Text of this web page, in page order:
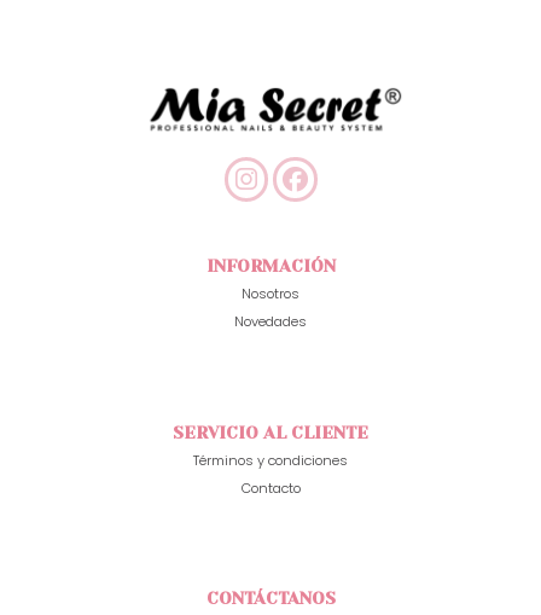
INFORMACIÓN
Nosotros
Novedades
SERVICIO AL CLIENTE
Términos y condiciones
Contacto
CONTÁCTANOS